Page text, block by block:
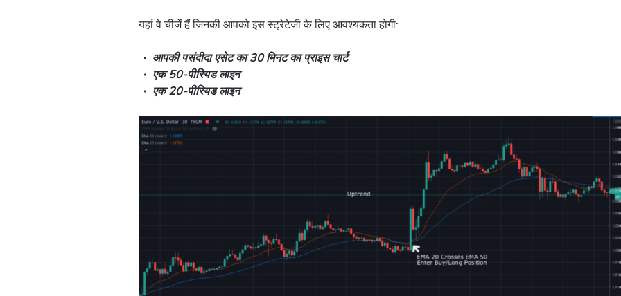
यहां वे चीजें हैं जिनकी आपको इस स्ट्रेटेजी के लिए आवश्यकता होगी:
आपकी पसंदीदा एसेट का 30 मिनट का प्राइस चार्ट
एक 50-पीरियड लाइन
एक 20-पीरियड लाइन